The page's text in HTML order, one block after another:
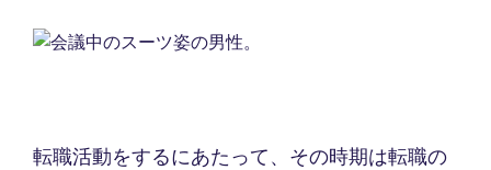
転職活動をするにあたって、その時期は転職の